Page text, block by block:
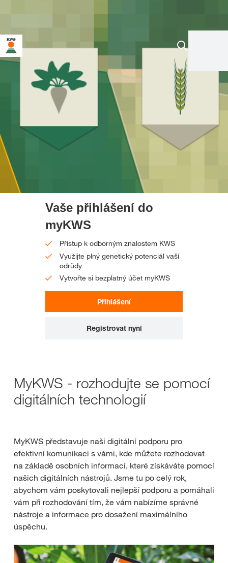
Vaše přihlášení do
myKWS
Přístup k odborným znalostem KWS
Využijte plný genetický potenciál vaší
odrůdy
Vytvořte si bezplatný účet myKWS
Přihlášení
Registrovat nyní
MyKWS - rozhodujte se pomocí
digitálních technologií
MyKWS představuje naši digitální podporu pro
efektivní komunikaci s vámi, kde můžete rozhodovat
na základě osobních informací, které získáváte pomocí
našich digitálních nástrojů. Jsme tu po celý rok,
abychom vám poskytovali nejlepší podporu a pomáhali
vám při rozhodování tím, že vám nabízíme správné
nástroje a informace pro dosažení maximálního
úspěchu.